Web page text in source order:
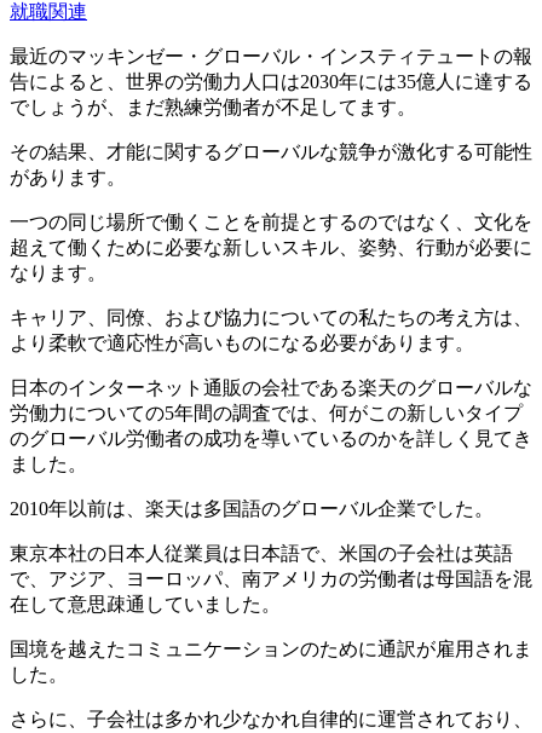
就職関連
最近のマッキンゼー・グローバル・インスティテュートの報
告によると、世界の労働力人口は2030年には35億人に達する
でしょうが、まだ熟練労働者が不足してます。
その結果、才能に関するグローバルな競争が激化する可能性
があります。
一つの同じ場所で働くことを前提とするのではなく、文化を
超えて働くために必要な新しいスキル、姿勢、行動が必要に
なります。
キャリア、同僚、および協力についての私たちの考え方は、
より柔軟で適応性が高いものになる必要があります。
日本のインターネット通販の会社である楽天のグローバルな
労働力についての5年間の調査では、何がこの新しいタイプ
のグローバル労働者の成功を導いているのかを詳しく見てき
ました。
2010年以前は、楽天は多国語のグローバル企業でした。
東京本社の日本人従業員は日本語で、米国の子会社は英語
で、アジア、ヨーロッパ、南アメリカの労働者は母国語を混
在して意思疎通していました。
国境を越えたコミュニケーションのために通訳が雇用されま
した。
さらに、子会社は多かれ少なかれ自律的に運営されており、